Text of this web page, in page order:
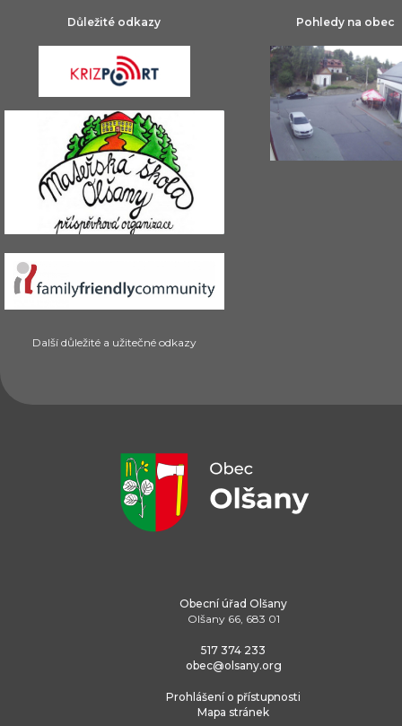
Důležité odkazy
Další důležité a užitečné odkazy
Pohledy na obec
Obecní úřad Olšany
Olšany 66, 683 01
517 374 233
obec@olsany.org
Prohlášení o přístupnosti
Mapa stránek